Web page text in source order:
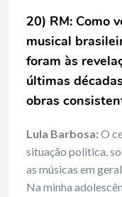
20) RM: Como
musical
foram às
últimas
obras
Lula Barbosa:O
situação politica,
as músicas em
Na minha